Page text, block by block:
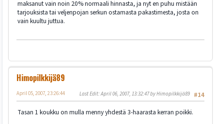
maksanut vain noin 20% normaali hinnasta, ja nyt en puhu mistään
tarjouksista tai veljenpojan serkun ostamasta pakastimesta, josta on
vain kuultu juttua.
Himopilkkijä89
#14
April 05, 2007, 23:26:44 Last Edit: April 06, 2007, 13:32:47 by Himopilkkijä89
Tasan 1 koukku on mulla menny yhdestä 3-haarasta kerran poikki.